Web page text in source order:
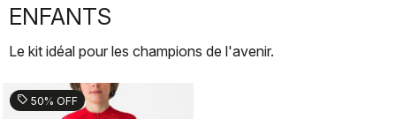
ENFANTS
Le kit idéal pour les champions de l'avenir.
sell 50% OFF